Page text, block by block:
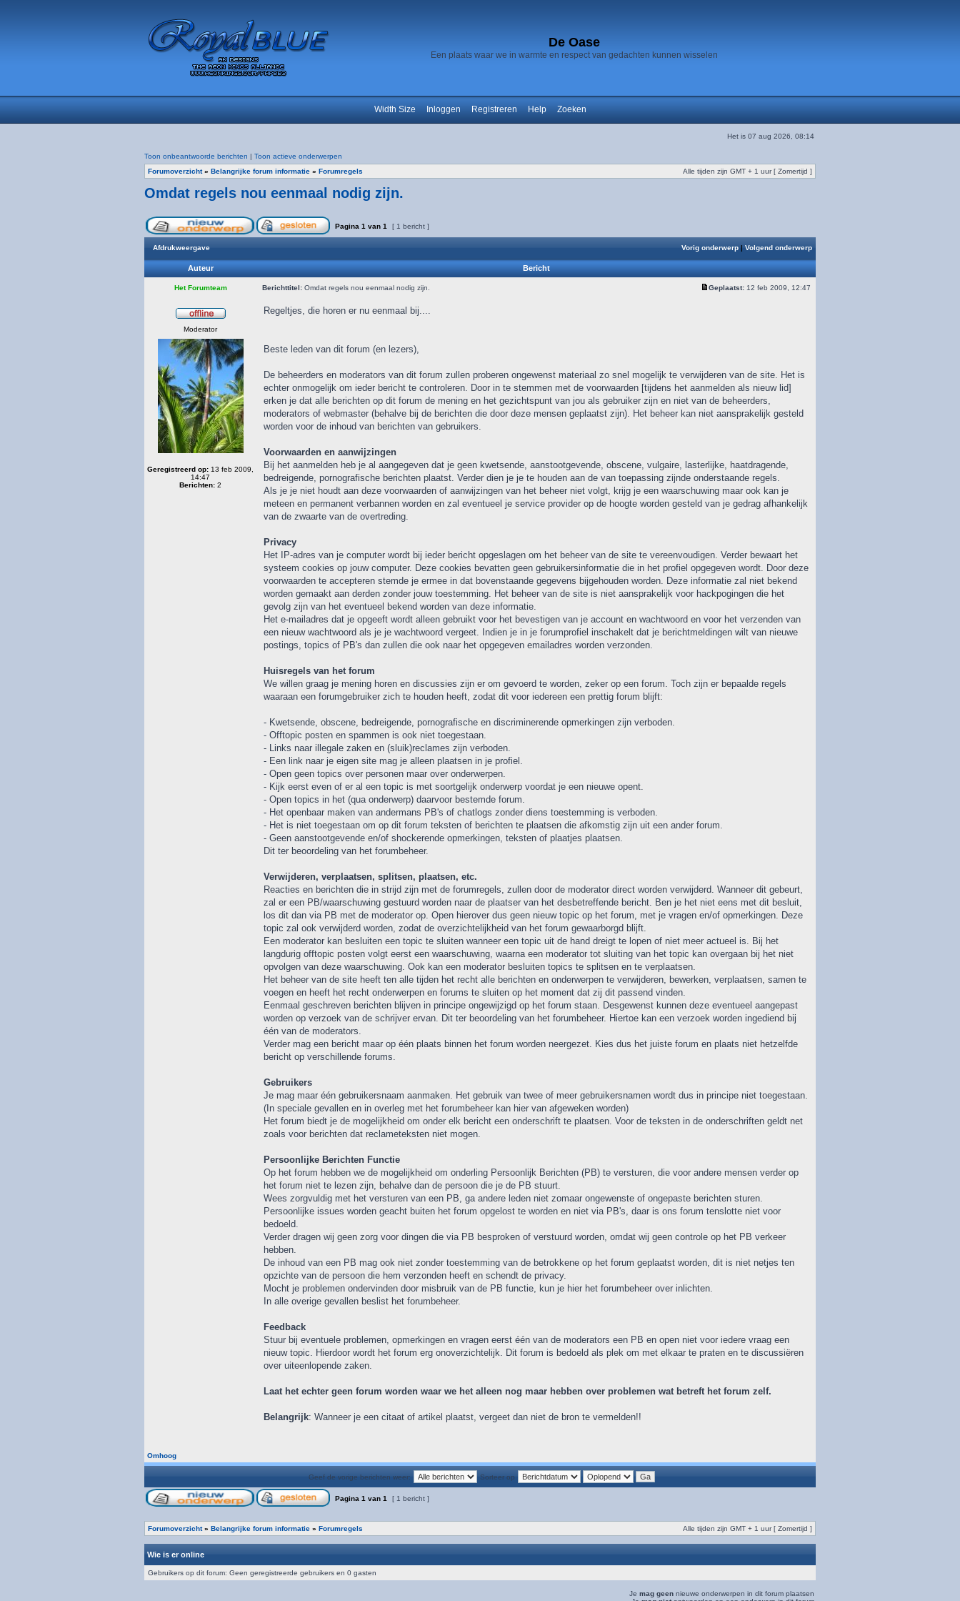
De Oase
Een plaats waar we in warmte en respect van gedachten kunnen wisselen
Width Size Inloggen Registreren Help Zoeken
Het is 07 aug 2026, 08:14
Toon onbeantwoorde berichten | Toon actieve onderwerpen
Forumoverzicht» Belangrijke forum informatie» Forumregels Alle tijden zijn GMT + 1 uur [ Zomertijd ]
Omdat regels nou eenmaal nodig zijn.
Pagina 1 van 1 [ 1 bericht ]
Afdrukweergave Vorig onderwerp| Volgend onderwerp
Auteur Bericht
Het Forumteam Berichttitel:Omdat regels nou eenmaal nodig zijn. Geplaatst:12 feb 2009, 12:47
Moderator
Geregistreerd op: 13 feb 2009,
14:47
Berichten: 2
Regeltjes, die horen er nu eenmaal bij....
Beste leden van dit forum (en lezers),
De beheerders en moderators van dit forum zullen proberen ongewenst materiaal zo snel mogelijk te verwijderen van de site. Het is
echter onmogelijk om ieder bericht te controleren. Door in te stemmen met de voorwaarden [tijdens het aanmelden als nieuw lid]
erken je dat alle berichten op dit forum de mening en het gezichtspunt van jou als gebruiker zijn en niet van de beheerders,
moderators of webmaster (behalve bij de berichten die door deze mensen geplaatst zijn). Het beheer kan niet aansprakelijk gesteld
worden voor de inhoud van berichten van gebruikers.
Voorwaarden en aanwijzingen
Bij het aanmelden heb je al aangegeven dat je geen kwetsende, aanstootgevende, obscene, vulgaire, lasterlijke, haatdragende,
bedreigende, pornografische berichten plaatst. Verder dien je je te houden aan de van toepassing zijnde onderstaande regels.
Als je je niet houdt aan deze voorwaarden of aanwijzingen van het beheer niet volgt, krijg je een waarschuwing maar ook kan je
meteen en permanent verbannen worden en zal eventueel je service provider op de hoogte worden gesteld van je gedrag afhankelijk
van de zwaarte van de overtreding.
Privacy
Het IP-adres van je computer wordt bij ieder bericht opgeslagen om het beheer van de site te vereenvoudigen. Verder bewaart het
systeem cookies op jouw computer. Deze cookies bevatten geen gebruikersinformatie die in het profiel opgegeven wordt. Door deze
voorwaarden te accepteren stemde je ermee in dat bovenstaande gegevens bijgehouden worden. Deze informatie zal niet bekend
worden gemaakt aan derden zonder jouw toestemming. Het beheer van de site is niet aansprakelijk voor hackpogingen die het
gevolg zijn van het eventueel bekend worden van deze informatie.
Het e-mailadres dat je opgeeft wordt alleen gebruikt voor het bevestigen van je account en wachtwoord en voor het verzenden van
een nieuw wachtwoord als je je wachtwoord vergeet. Indien je in je forumprofiel inschakelt dat je berichtmeldingen wilt van nieuwe
postings, topics of PB's dan zullen die ook naar het opgegeven emailadres worden verzonden.
Huisregels van het forum
We willen graag je mening horen en discussies zijn er om gevoerd te worden, zeker op een forum. Toch zijn er bepaalde regels
waaraan een forumgebruiker zich te houden heeft, zodat dit voor iedereen een prettig forum blijft:
- Kwetsende, obscene, bedreigende, pornografische en discriminerende opmerkingen zijn verboden.
- Offtopic posten en spammen is ook niet toegestaan.
- Links naar illegale zaken en (sluik)reclames zijn verboden.
- Een link naar je eigen site mag je alleen plaatsen in je profiel.
- Open geen topics over personen maar over onderwerpen.
- Kijk eerst even of er al een topic is met soortgelijk onderwerp voordat je een nieuwe opent.
- Open topics in het (qua onderwerp) daarvoor bestemde forum.
- Het openbaar maken van andermans PB's of chatlogs zonder diens toestemming is verboden.
- Het is niet toegestaan om op dit forum teksten of berichten te plaatsen die afkomstig zijn uit een ander forum.
- Geen aanstootgevende en/of shockerende opmerkingen, teksten of plaatjes plaatsen.
Dit ter beoordeling van het forumbeheer.
Verwijderen, verplaatsen, splitsen, plaatsen, etc.
Reacties en berichten die in strijd zijn met de forumregels, zullen door de moderator direct worden verwijderd. Wanneer dit gebeurt,
zal er een PB/waarschuwing gestuurd worden naar de plaatser van het desbetreffende bericht. Ben je het niet eens met dit besluit,
los dit dan via PB met de moderator op. Open hierover dus geen nieuw topic op het forum, met je vragen en/of opmerkingen. Deze
topic zal ook verwijderd worden, zodat de overzichtelijkheid van het forum gewaarborgd blijft.
Een moderator kan besluiten een topic te sluiten wanneer een topic uit de hand dreigt te lopen of niet meer actueel is. Bij het
langdurig offtopic posten volgt eerst een waarschuwing, waarna een moderator tot sluiting van het topic kan overgaan bij het niet
opvolgen van deze waarschuwing. Ook kan een moderator besluiten topics te splitsen en te verplaatsen.
Het beheer van de site heeft ten alle tijden het recht alle berichten en onderwerpen te verwijderen, bewerken, verplaatsen, samen te
voegen en heeft het recht onderwerpen en forums te sluiten op het moment dat zij dit passend vinden.
Eenmaal geschreven berichten blijven in principe ongewijzigd op het forum staan. Desgewenst kunnen deze eventueel aangepast
worden op verzoek van de schrijver ervan. Dit ter beoordeling van het forumbeheer. Hiertoe kan een verzoek worden ingediend bij
één van de moderators.
Verder mag een bericht maar op één plaats binnen het forum worden neergezet. Kies dus het juiste forum en plaats niet hetzelfde
bericht op verschillende forums.
Gebruikers
Je mag maar één gebruikersnaam aanmaken. Het gebruik van twee of meer gebruikersnamen wordt dus in principe niet toegestaan.
(In speciale gevallen en in overleg met het forumbeheer kan hier van afgeweken worden)
Het forum biedt je de mogelijkheid om onder elk bericht een onderschrift te plaatsen. Voor de teksten in de onderschriften geldt net
zoals voor berichten dat reclameteksten niet mogen.
Persoonlijke Berichten Functie
Op het forum hebben we de mogelijkheid om onderling Persoonlijk Berichten (PB) te versturen, die voor andere mensen verder op
het forum niet te lezen zijn, behalve dan de persoon die je de PB stuurt.
Wees zorgvuldig met het versturen van een PB, ga andere leden niet zomaar ongewenste of ongepaste berichten sturen.
Persoonlijke issues worden geacht buiten het forum opgelost te worden en niet via PB's, daar is ons forum tenslotte niet voor
bedoeld.
Verder dragen wij geen zorg voor dingen die via PB besproken of verstuurd worden, omdat wij geen controle op het PB verkeer
hebben.
De inhoud van een PB mag ook niet zonder toestemming van de betrokkene op het forum geplaatst worden, dit is niet netjes ten
opzichte van de persoon die hem verzonden heeft en schendt de privacy.
Mocht je problemen ondervinden door misbruik van de PB functie, kun je hier het forumbeheer over inlichten.
In alle overige gevallen beslist het forumbeheer.
Feedback
Stuur bij eventuele problemen, opmerkingen en vragen eerst één van de moderators een PB en open niet voor iedere vraag een
nieuw topic. Hierdoor wordt het forum erg onoverzichtelijk. Dit forum is bedoeld als plek om met elkaar te praten en te discussiëren
over uiteenlopende zaken.
Laat het echter geen forum worden waar we het alleen nog maar hebben over problemen wat betreft het forum zelf.
Belangrijk: Wanneer je een citaat of artikel plaatst, vergeet dan niet de bron te vermelden!!
Omhoog
Geef de vorige berichten weer: Sorteer op
Pagina 1 van 1 [ 1 bericht ]
Forumoverzicht» Belangrijke forum informatie» Forumregels Alle tijden zijn GMT + 1 uur [ Zomertijd ]
Wie is er online
Gebruikers op dit forum: Geen geregistreerde gebruikers en 0 gasten
Je mag geennieuwe onderwerpen in dit forum plaatsen